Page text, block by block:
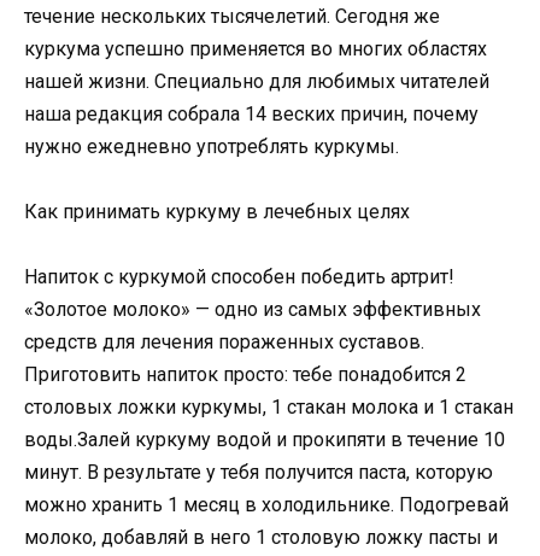
течение нескольких тысячелетий. Сегодня же
куркума успешно применяется во многих областях
нашей жизни. Специально для любимых читателей
наша редакция собрала 14 веских причин, почему
нужно ежедневно употреблять куркумы.
Как принимать куркуму в лечебных целях
Напиток с куркумой способен победить артрит!
«Золотое молоко» — одно из самых эффективных
средств для лечения пораженных суставов.
Приготовить напиток просто: тебе понадобится 2
столовых ложки куркумы, 1 стакан молока и 1 стакан
воды.Залей куркуму водой и прокипяти в течение 10
минут. В результате у тебя получится паста, которую
можно хранить 1 месяц в холодильнике. Подогревай
молоко, добавляй в него 1 столовую ложку пасты и